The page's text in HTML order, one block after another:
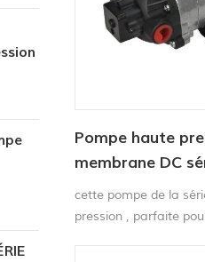
Pompe haute
membrane DC
4.6.5-5.5LPM
cette pompe de la
pression , parfaite